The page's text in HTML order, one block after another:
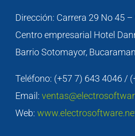
Dirección: Carrera 29 No 45 –
Centro empresarial Hotel
Barrio Sotomayor,
Teléfono: (+57 7) 643 4046 /
Email:
Web: